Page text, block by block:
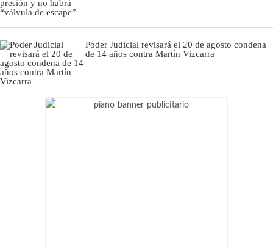
Poder Judicial revisará el 20 de agosto condena
de 14 años contra Martín Vizcarra